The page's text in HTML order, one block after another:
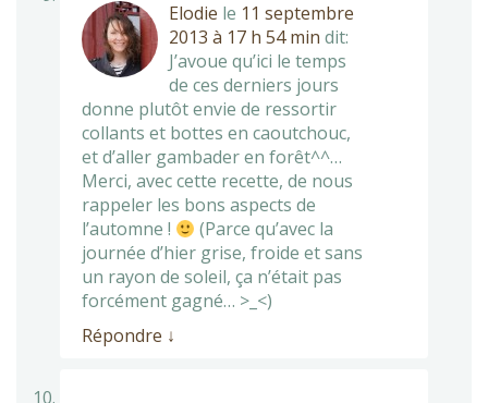
Elodie le 11 septembre
2013 à 17 h 54 min dit:
J’avoue qu’ici le temps
de ces derniers jours
donne plutôt envie de ressortir
collants et bottes en caoutchouc,
et d’aller gambader en forêt^^…
Merci, avec cette recette, de nous
rappeler les bons aspects de
l’automne !
(Parce qu’avec la
journée d’hier grise, froide et sans
un rayon de soleil, ça n’était pas
forcément gagné… >_<)
Répondre ↓